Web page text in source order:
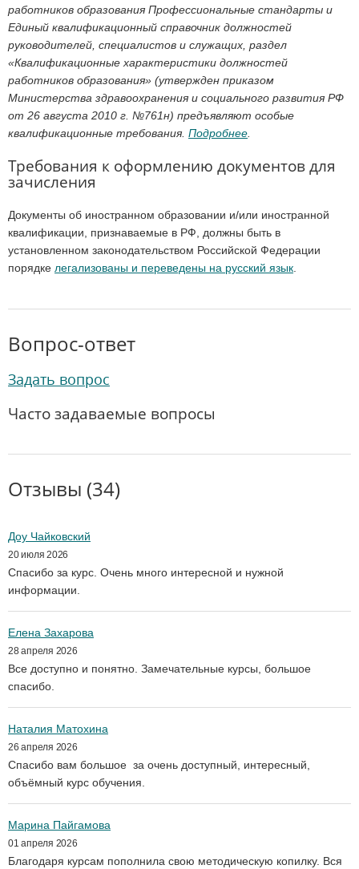
работников образования Профессиональные стандарты и
Единый квалификационный справочник должностей
руководителей, специалистов и служащих, раздел
«Квалификационные характеристики должностей
работников образования» (утвержден приказом
Министерства здравоохранения и социального развития РФ
от 26 августа 2010 г. №761н) предъявляют особые
квалификационные требования. Подробнее
Требования к оформлению документов для
зачисления
Документы об иностранном образовании и/или иностранной
квалификации, признаваемые в РФ, должны быть в
установленном законодательством Российской Федерации
порядке легализованы и переведены на русский язык
Вопрос-ответ
Задать вопрос
Часто задаваемые вопросы
Отзывы (34)
Доу Чайковский
20 июля 2026
Спасибо за курс. Очень много интересной и нужной
информации.
Елена Захарова
28 апреля 2026
Все доступно и понятно. Замечательные курсы, большое
спасибо.
Наталия Матохина
26 апреля 2026
Спасибо вам большое за очень доступный, интересный,
объёмный курс обучения.
Марина Пайгамова
01 апреля 2026
Благодаря курсам пополнила свою методическую копилку. Вся